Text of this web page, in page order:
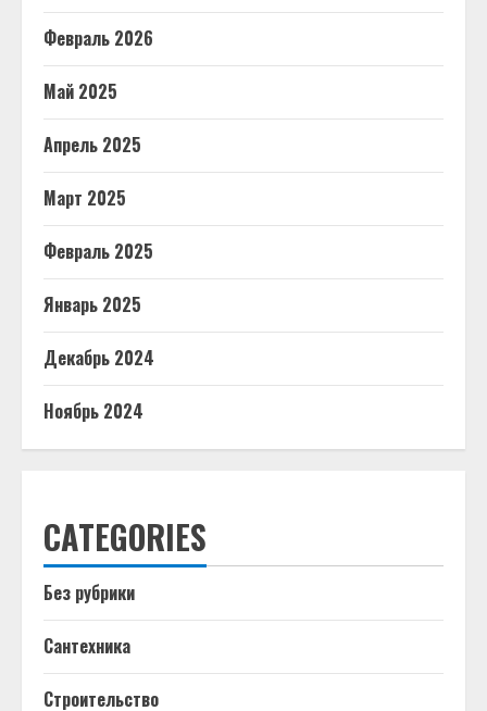
Февраль 2026
Май 2025
Апрель 2025
Март 2025
Февраль 2025
Январь 2025
Декабрь 2024
Ноябрь 2024
CATEGORIES
Без рубрики
Сантехника
Строительство